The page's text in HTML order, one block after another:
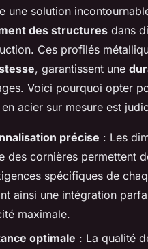
une solution
des structures dans
Ces profilés
, garantissent une
Voici pourquoi opter
acier sur mesure est
précise : Les
des cornières permettent
spécifiques de
ainsi une intégration
maximale.
optimale : La qualité